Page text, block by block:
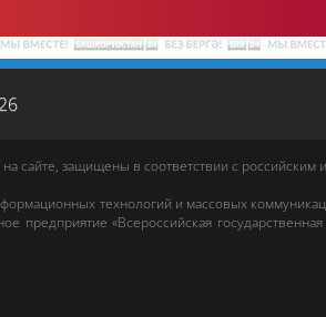
сайте, защищены в соответствии с российским
технологий и массовых
предприятие «Всероссийская